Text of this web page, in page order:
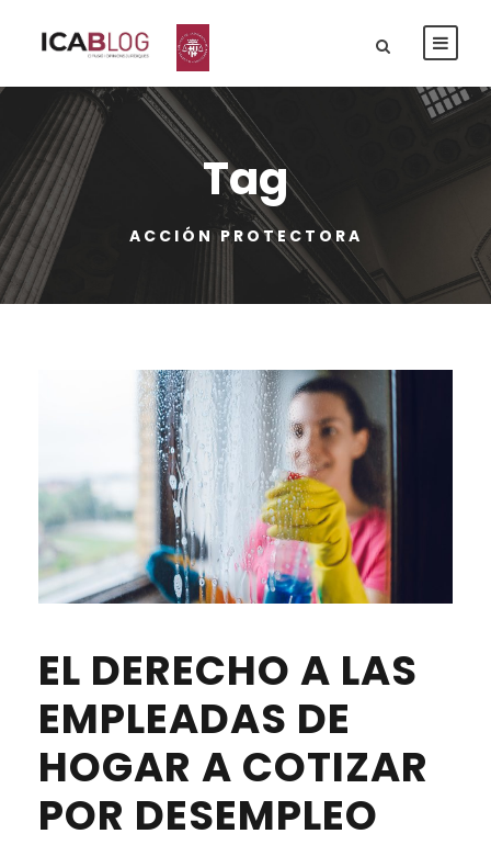
Tag
ACCIÓN PROTECTORA
EL DERECHO A LAS
EMPLEADAS DE
HOGAR A COTIZAR
POR DESEMPLEO